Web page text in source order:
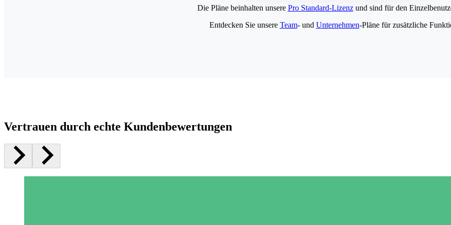
Die Pläne beinhalten unsere Pro Standard-Lizenzund sind für den
Entdecken Sie unsere Team- und Unternehmen-Pläne für zusätzliche
Vertrauen durch echte Kundenbewertungen